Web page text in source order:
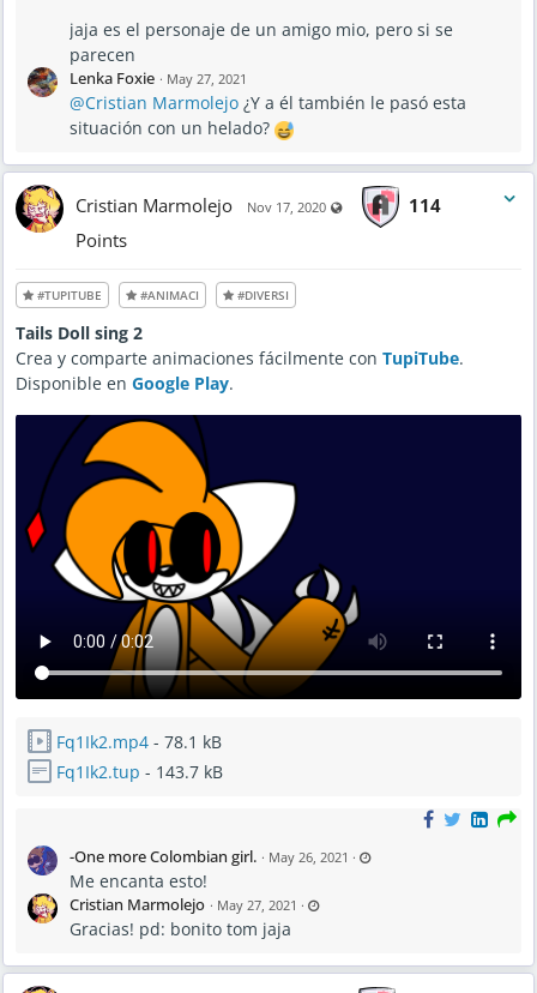
jaja es el personaje de un amigo mio, pero si se
parecen
Lenka Foxie · May 27, 2021
@Cristian Marmolejo ¿Y a él también le pasó esta
situación con un helado?
Cristian Marmolejo Nov 17, 2020 Visible also to unregistered
114
Points
#TUPITUBE #ANIMACI #DIVERSI
Tails Doll sing 2
Crea y comparte animaciones fácilmente con TupiTube.
Disponible en Google Play.
Fq1Ik2.mp4 - 78.1 kB
Fq1Ik2.tup - 143.7 kB
-One more Colombian girl. · May 26, 2021 · L
a
e
d
Me encanta esto!
Cristian Marmolejo · May 27, 2021 · L
a
p
d
Gracias! pd: bonito tom jaja